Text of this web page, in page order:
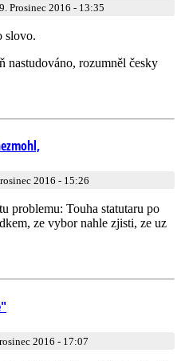
Prosinec 2016 - 13:35
slovo.
nastudováno, rozumněl česky
2016 - 15:26
problemu: Touha statutaru po
ze vybor nahle zjisti, ze uz
2016 - 17:07